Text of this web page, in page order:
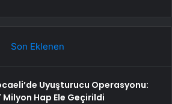
Son Eklenen
Uyuşturucu Operasyonu:
Milyon Hap Ele Geçirildi